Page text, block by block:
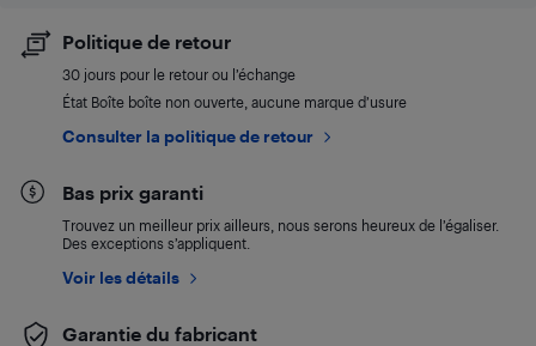
Politique de retour
30 jours pour le retour ou l’échange
État Boîte boîte non ouverte, aucune marque d’usure
Consulter la politique de retour
Bas prix garanti
Trouvez un meilleur prix ailleurs, nous serons heureux de l’égaliser.
Des exceptions s’appliquent.
Voir les détails
Garantie du fabricant